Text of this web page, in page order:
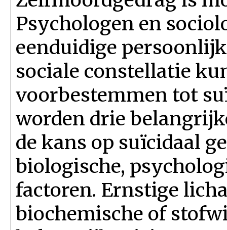
Psychologen en
eenduidige
sociale constellatie
voorbestemmen tot
worden drie
de kans op suïcidaal
biologische,
factoren. Ernstige
biochemische of